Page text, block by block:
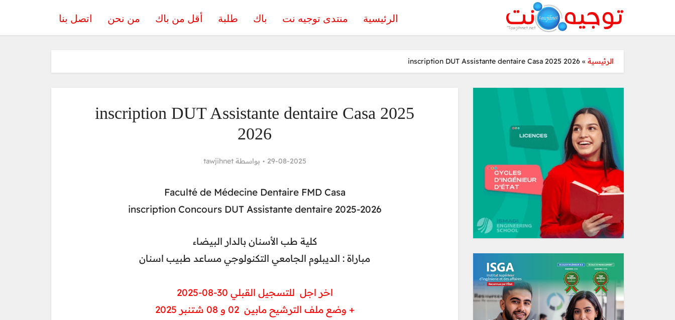
الرئيسية منتدى توجيه نت باك طلبة أقل من باك من نحن اتصل بنا
الرئيسية »
inscription DUT Assistante dentaire Casa 2025 2026
inscription DUT Assistante dentaire Casa 2025
2026
29-08-2025 بواسطةtawjihnet
Faculté de Médecine Dentaire FMD Casa
inscription Concours DUT Assistante dentaire 2025-2026
كلية طب الأسنان بالدار البيضاء
مباراة : الديبلوم الجامعي التكنولوجي مساعد طبيب اسنان
اخر اجل للتسجيل القبلي 30-08-2025
+ وضع ملف الترشيح مابين 02 و 08 شتنبر 2025